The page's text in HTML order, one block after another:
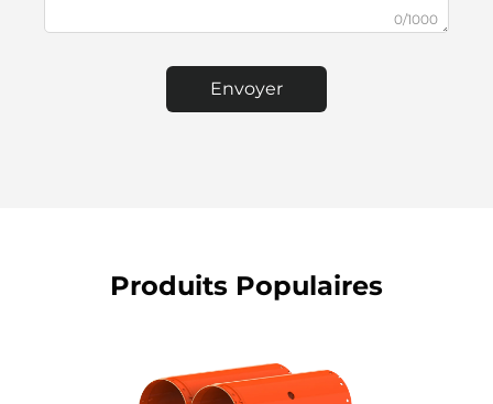
0/1000
Envoyer
Produits Populaires